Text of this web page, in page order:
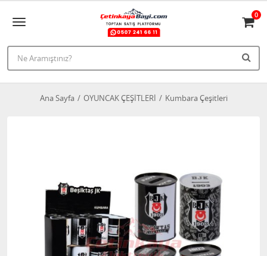
0
Ana Sayfa OYUNCAK ÇEŞİTLERİ Kumbara Çeşitleri